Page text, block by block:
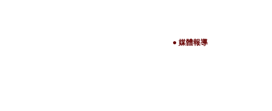
● 媒體報導